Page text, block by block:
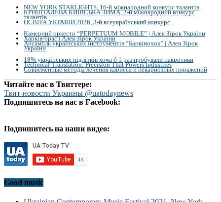
NEW YORK STARLIGHTS, 16-й міжнародний конкурс талантів
КРИШТАЛЕВА КИЇВСЬКА ЗИМА, 2-й міжнародний конкурс
талантів
ОСВІТА УКРАЇНИ 2026, 3-й всеукраїнський конкурс
Камерний оркестр “PERPETUUM MOBILE” | Алея Зірок України
Харків-брас | Алея Зірок України
Ансамбль українських інструментів “Барвіночок” | Алея Зірок
України
18% українських підлітків хоча б 1 раз пробували накротики
Technical Translation: Precision That Powers Industries
Современные методы лечения кариеса и некариозных поражений
Читайте нас в Твиттере:
Твит-новости Украины @uatodaynews
Подпишитесь на нас в Facebook:
Подпишитесь на наши видео:
Good music